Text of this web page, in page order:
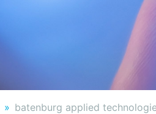
batenburg applied